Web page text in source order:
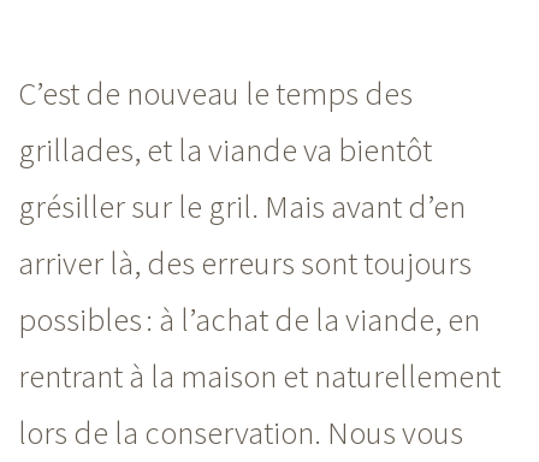
C’est de nouveau le temps des
grillades, et la viande va bientôt
grésiller sur le gril. Mais avant d’en
arriver là, des erreurs sont toujours
possibles : à l’achat de la viande, en
rentrant à la maison et naturellement
lors de la conservation. Nous vous